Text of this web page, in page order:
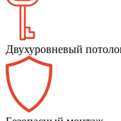
Двухуровневый